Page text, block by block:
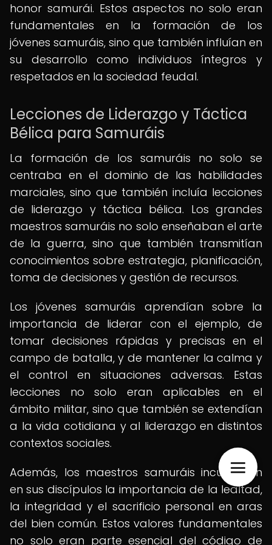
honor samurái. Estos aspectos no solo eran
fundamentales en la formación de los
jóvenes samuráis, sino que también influían en
su desarrollo como individuos íntegros y
respetados en la sociedad feudal.
Lecciones de Liderazgo y Táctica
Bélica para Samuráis
La formación de los samuráis no solo se
centraba en el dominio de las habilidades
marciales, sino que también incluía lecciones
de liderazgo y táctica bélica. Los grandes
maestros samuráis no solo enseñaban el arte
de la guerra, sino que también transmitían
conocimientos sobre estrategia, planificación,
toma de decisiones y gestión de recursos.
Los jóvenes samuráis aprendían sobre la
importancia de liderar con el ejemplo, de
tomar decisiones rápidas y precisas en el
campo de batalla, y de mantener la calma y
el control en situaciones adversas. Estas
lecciones no solo eran aplicables en el
ámbito militar, sino que también se extendían
a la vida cotidiana y al liderazgo en distintos
contextos sociales.
Además, los maestros samuráis inculcaban
en sus discípulos la importancia de la lealtad,
la integridad y el sacrificio personal en aras
del bien común. Estos valores fundamentales
no solo eran parte esencial del código de